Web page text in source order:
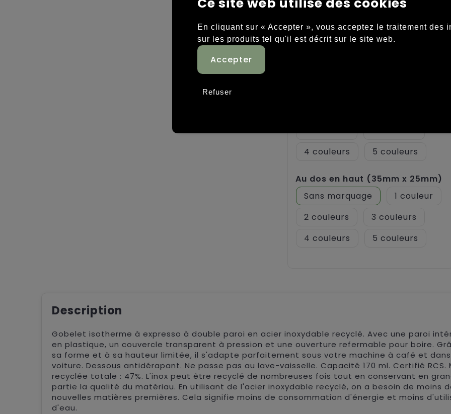
Sans marquage
Graver
Au dos (25mm x 50mm)
2
3
4
5
Au dos en haut (35mm x 25mm)
Sans marquage
1
2
3
4
5
Description
Gobelet isotherme à expresso à double paroi en acier inoxydable recyclé. Avec une paroi
en plastique, un couvercle transparent à pression et une ouverture refermable pour boire.
sa forme et à sa hauteur limitée, il s'adapte parfaitement sous votre machine à café et
voiture. Dessous antidérapant. Ne passe pas au lave-vaisselle. Capacité 170 ml. Certifié RCS.
recyclée totale : 47%. L'inox peut être recyclé de nombreuses fois tout en conservant en
partie la qualité du matériau. En utilisant de l'acier inoxydable recyclé, on a besoin de moins
nouvelles matières premières. Cela signifie moins de consommation d'énergie et moins
d'eau.
En cliquant sur « Accepter », vous acceptez le traitement des
sur les produits tel qu'il est décrit sur le site web.
Refuser